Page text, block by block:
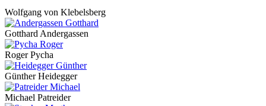
Wolfgang von Klebelsberg
Gotthard Andergassen
Roger Pycha
Günther Heidegger
Michael Patreider